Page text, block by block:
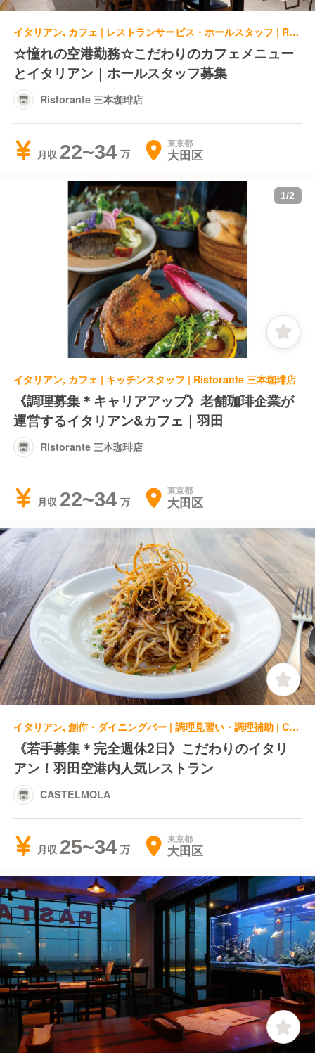
イタリアン, カフェ | レストランサービス・ホールスタッフ | Ristorante 三本珈琲店
☆憧れの空港勤務☆こだわりのカフェメニュー
とイタリアン｜ホールスタッフ募集
Ristorante 三本珈琲店
月収 22~34 東京都
大田区
1/2
イタリアン, カフェ | キッチンスタッフ | Ristorante 三本珈琲店
《調理募集＊キャリアアップ》老舗珈琲企業が
運営するイタリアン&カフェ｜羽田
Ristorante 三本珈琲店
月収 22~34 東京都
大田区
イタリアン, 創作・ダイニングバー | 調理見習い・調理補助 | CASTELMOLA
《若手募集＊完全週休2日》こだわりのイタリ
アン！羽田空港内人気レストラン
CASTELMOLA
月収 25~34 東京都
大田区